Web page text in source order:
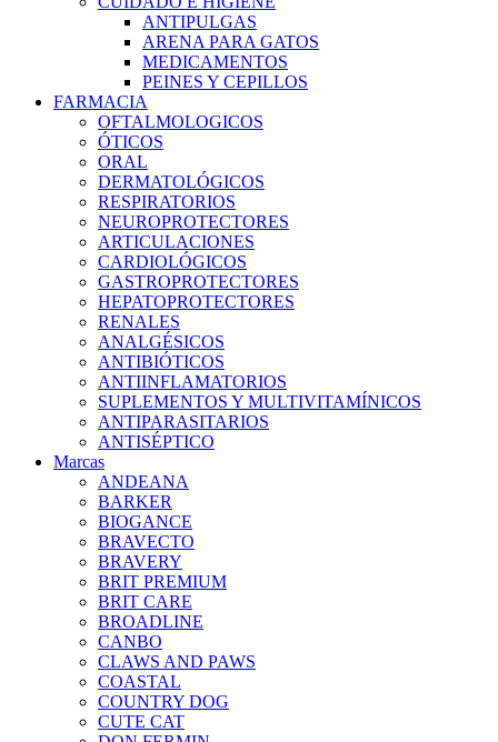
ANTIPULGAS
ARENA PARA GATOS
MEDICAMENTOS
PEINES Y CEPILLOS
FARMACIA
OFTALMOLOGICOS
ÓTICOS
ORAL
DERMATOLÓGICOS
RESPIRATORIOS
NEUROPROTECTORES
ARTICULACIONES
CARDIOLÓGICOS
GASTROPROTECTORES
HEPATOPROTECTORES
RENALES
ANALGÉSICOS
ANTIBIÓTICOS
ANTIINFLAMATORIOS
SUPLEMENTOS Y MULTIVITAMÍNICOS
ANTIPARASITARIOS
ANTISÉPTICO
Marcas
ANDEANA
BARKER
BIOGANCE
BRAVECTO
BRAVERY
BRIT PREMIUM
BRIT CARE
BROADLINE
CANBO
CLAWS AND PAWS
COASTAL
COUNTRY DOG
CUTE CAT